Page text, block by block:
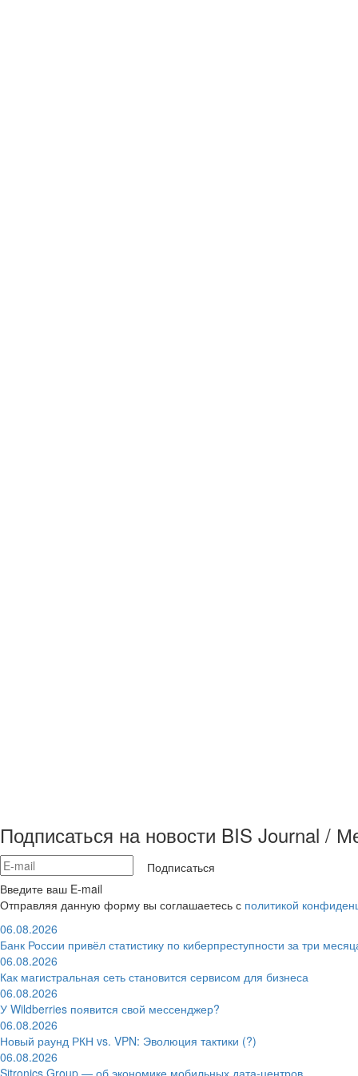
Подписаться на новости BIS Journal /
Подписаться
Введите ваш E-mail
Отправляя данную форму вы соглашаетесь с политикой
06.08.2026
Банк России привёл статистику по киберпреступности за три
06.08.2026
Как магистральная сеть становится сервисом для бизнеса
06.08.2026
У Wildberries появится свой мессенджер?
06.08.2026
Новый раунд РКН vs. VPN: Эволюция тактики (?)
06.08.2026